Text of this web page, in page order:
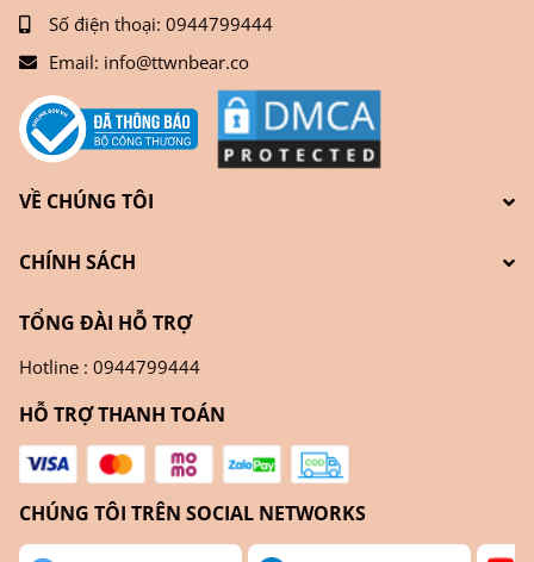
Số điện thoại: 0944799444
Email: info@ttwnbear.co
VỀ CHÚNG TÔI
CHÍNH SÁCH
TỔNG ĐÀI HỖ TRỢ
Hotline : 0944799444
HỖ TRỢ THANH TOÁN
CHÚNG TÔI TRÊN SOCIAL NETWORKS